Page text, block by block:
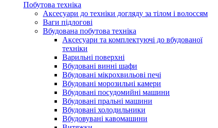
Побутова техніка
Аксесуари до техніки догляду за тілом і волоссям
Ваги підлогові
Вбудована побутова техніка
Аксесуари та комплектуючі до вбудованої
техніки
Варильні поверхні
Вбудовані винні шафи
Вбудовані мікрохвильові печі
Вбудовані морозильні камери
Вбудовані посудомийні машини
Вбудовані пральні машини
Вбудовані холодильники
Вбудовувані кавомашини